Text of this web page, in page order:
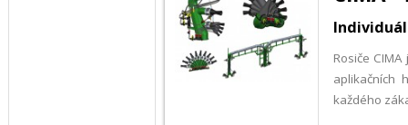
Rosiče
aplikačních
každého